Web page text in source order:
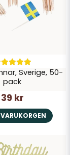
Sverige, 50-
pack
39 kr